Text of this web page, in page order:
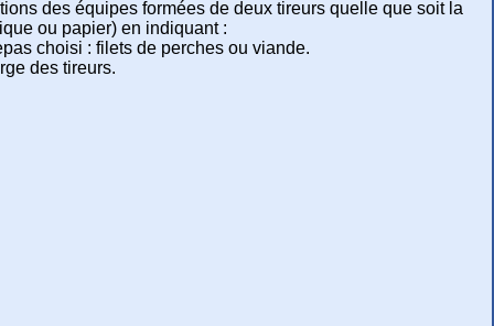
des équipes formées de deux tireurs quelle que soit la
ou papier) en indiquant :
choisi : filets de perches ou viande.
des tireurs.